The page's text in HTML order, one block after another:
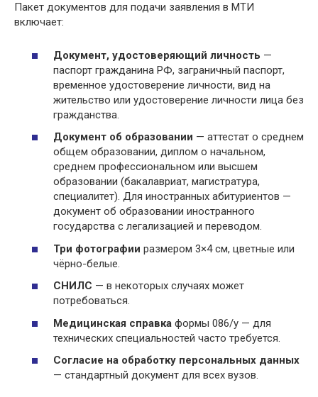
Пакет документов для подачи заявления в МТИ
включает:
Документ, удостоверяющий личность —
паспорт гражданина РФ, заграничный паспорт,
временное удостоверение личности, вид на
жительство или удостоверение личности лица без
гражданства.
Документ об образовании — аттестат о среднем
общем образовании, диплом о начальном,
среднем профессиональном или высшем
образовании (бакалавриат, магистратура,
специалитет). Для иностранных абитуриентов —
документ об образовании иностранного
государства с легализацией и переводом.
Три фотографии размером 3×4 см, цветные или
чёрно-белые.
СНИЛС — в некоторых случаях может
потребоваться.
Медицинская справка формы 086/у — для
технических специальностей часто требуется.
Согласие на обработку персональных данных
— стандартный документ для всех вузов.